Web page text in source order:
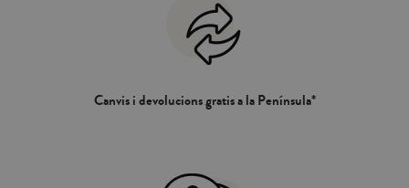
Canvis i devolucions gratis a la Península*